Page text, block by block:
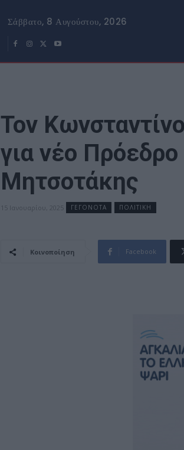
Σάββατο, 8 Αυγούστου, 2026
Τον
για νέο
Μητσοτάκης
15 Ιανουαρίου, 2025 ΓΕΓΟΝΟΤΑ ΠΟΛΙΤΙΚΗ
Κοινοποίηση Facebook